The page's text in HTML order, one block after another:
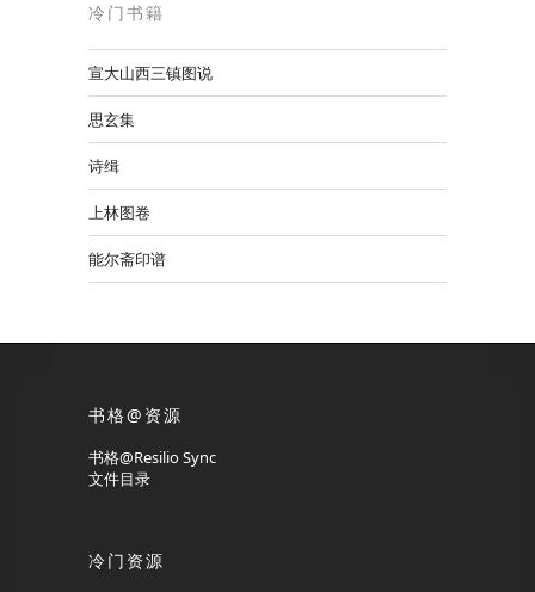
冷门书籍
宣大山西三镇图说
思玄集
诗缉
上林图卷
能尔斋印谱
书格@资源
书格@Resilio Sync
文件目录
冷门资源